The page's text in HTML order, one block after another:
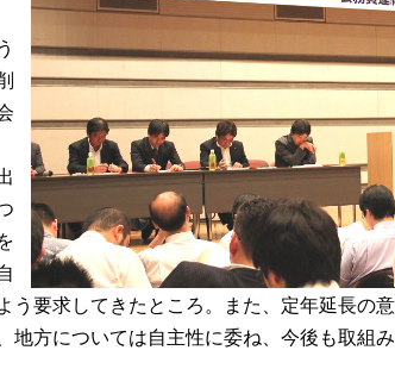
要求してきたところ。また、定年延長の
方については自主性に委ね、今後も取組